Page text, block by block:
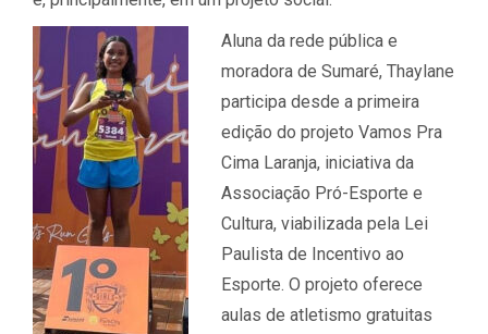
Aluna da rede pública e
moradora de Sumaré, Thaylane
participa desde a primeira
edição do projeto Vamos Pra
Cima Laranja, iniciativa da
Associação Pró-Esporte e
Cultura, viabilizada pela Lei
Paulista de Incentivo ao
Esporte. O projeto oferece
aulas de atletismo gratuitas